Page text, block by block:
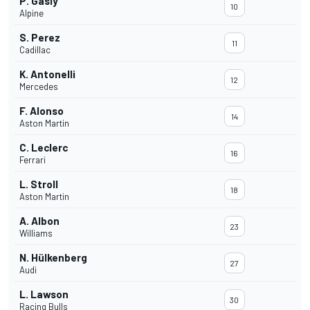
Alpine
10
S. Perez
Cadillac
11
K. Antonelli
Mercedes
12
F. Alonso
Aston Martin
14
C. Leclerc
Ferrari
16
L. Stroll
Aston Martin
18
A. Albon
Williams
23
N. Hülkenberg
Audi
27
L. Lawson
Racing Bulls
30